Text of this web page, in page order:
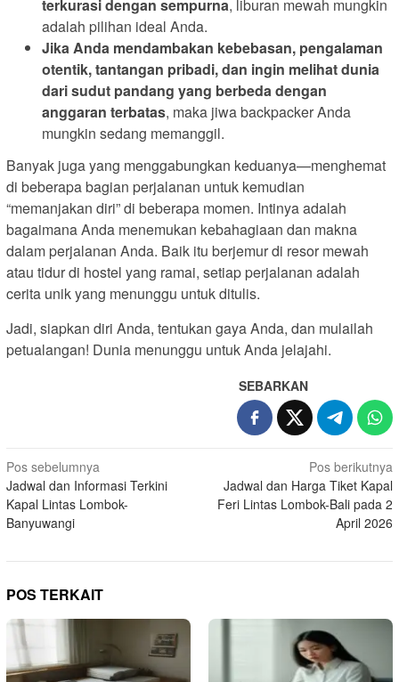
terkurasi dengan sempurna, liburan mewah mungkin
adalah pilihan ideal Anda.
Jika Anda mendambakan kebebasan, pengalaman
otentik, tantangan pribadi, dan ingin melihat dunia
dari sudut pandang yang berbeda dengan
anggaran terbatas, maka jiwa backpacker Anda
mungkin sedang memanggil.
Banyak juga yang menggabungkan keduanya—menghemat
di beberapa bagian perjalanan untuk kemudian
“memanjakan diri” di beberapa momen. Intinya adalah
bagaimana Anda menemukan kebahagiaan dan makna
dalam perjalanan Anda. Baik itu berjemur di resor mewah
atau tidur di hostel yang ramai, setiap perjalanan adalah
cerita unik yang menunggu untuk ditulis.
Jadi, siapkan diri Anda, tentukan gaya Anda, dan mulailah
petualangan! Dunia menunggu untuk Anda jelajahi.
SEBARKAN
Navigasi
pos
Pos sebelumnya
Jadwal dan Informasi Terkini
Kapal Lintas Lombok-
Banyuwangi
Pos berikutnya
Jadwal dan Harga Tiket Kapal
Feri Lintas Lombok-Bali pada 2
April 2026
POS TERKAIT